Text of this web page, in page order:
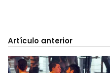
Artículo anterior